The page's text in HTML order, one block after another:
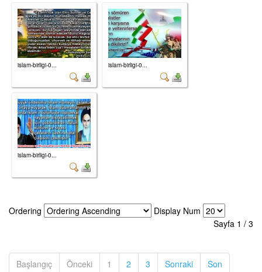
islam-birligi-0... islam-birligi-0...
islam-birligi-0...
Ordering
Display Num
Sayfa 1 / 3
Başlangıç Önceki 1 2 (current)
3 (current)
Sonraki(current)
Son